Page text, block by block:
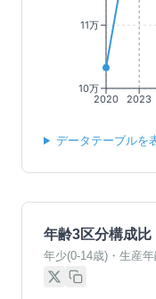
2020 2023
10万
11万
データテーブルを
年齢3区分構成比
年少(0-14歳)・生産